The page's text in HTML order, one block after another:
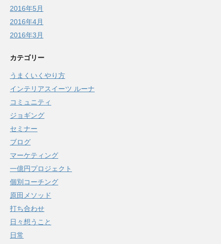
2016年5月
2016年4月
2016年3月
カテゴリー
うまくいくやり方
インテリアスイーツ ルーナ
コミュニティ
ジョギング
セミナー
ブログ
マーケティング
一億円プロジェクト
個別コーチング
原田メソッド
打ち合わせ
日々想うこと
日常